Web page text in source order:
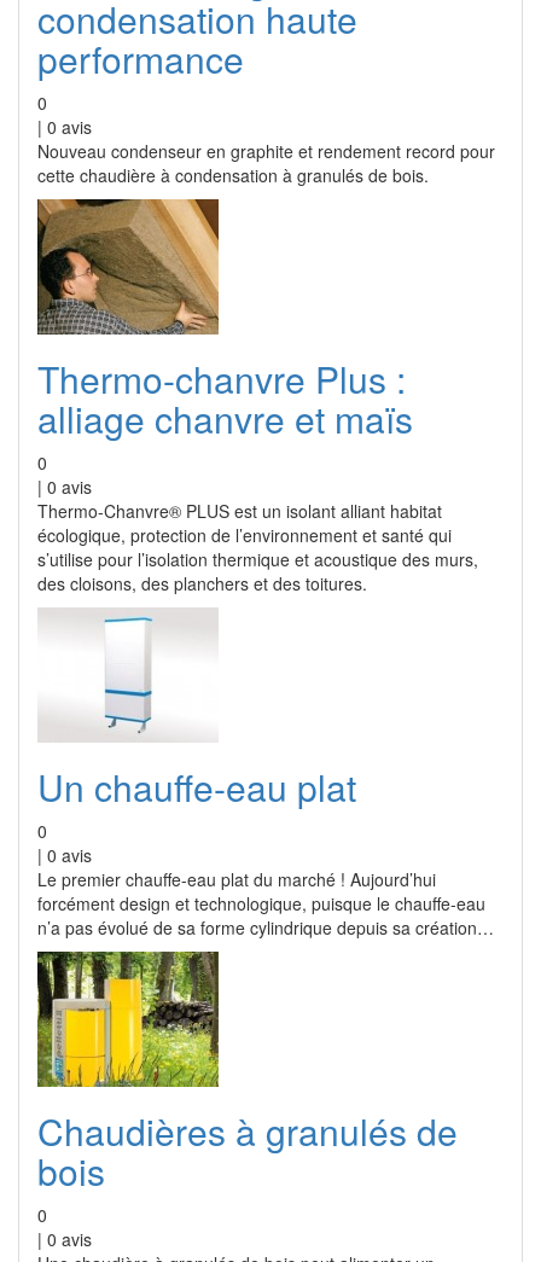
condensation haute
performance
0
| 0 avis
Nouveau condenseur en graphite et rendement record pour
cette chaudière à condensation à granulés de bois.
Thermo-chanvre Plus :
alliage chanvre et maïs
0
| 0 avis
Thermo-Chanvre® PLUS est un isolant alliant habitat
écologique, protection de l’environnement et santé qui
s’utilise pour l’isolation thermique et acoustique des murs,
des cloisons, des planchers et des toitures.
Un chauffe-eau plat
0
| 0 avis
Le premier chauffe-eau plat du marché ! Aujourd’hui
forcément design et technologique, puisque le chauffe-eau
n’a pas évolué de sa forme cylindrique depuis sa création…
Chaudières à granulés de
bois
0
| 0 avis